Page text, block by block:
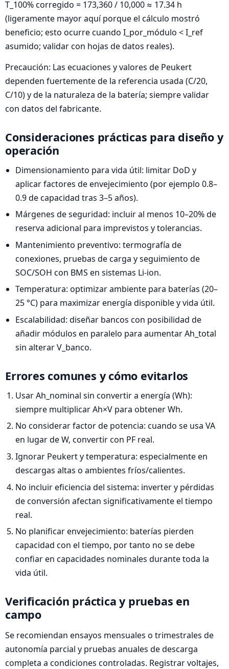
T_100% corregido = 173,360 / 10,000 ≈ 17.34 h
(ligeramente mayor aquí porque el cálculo mostró
beneficio; esto ocurre cuando I_por_módulo < I_ref
asumido; validar con hojas de datos reales).
Precaución: Las ecuaciones y valores de Peukert
dependen fuertemente de la referencia usada (C/20,
C/10) y de la naturaleza de la batería; siempre validar
con datos del fabricante.
Consideraciones prácticas para diseño y
operación
Dimensionamiento para vida útil: limitar DoD y
aplicar factores de envejecimiento (por ejemplo 0.8–
0.9 de capacidad tras 3–5 años).
Márgenes de seguridad: incluir al menos 10–20% de
reserva adicional para imprevistos y tolerancias.
Mantenimiento preventivo: termografía de
conexiones, pruebas de carga y seguimiento de
SOC/SOH con BMS en sistemas Li-ion.
Temperatura: optimizar ambiente para baterías (20–
25 °C) para maximizar energía disponible y vida útil.
Escalabilidad: diseñar bancos con posibilidad de
añadir módulos en paralelo para aumentar Ah_total
sin alterar V_banco.
Errores comunes y cómo evitarlos
Usar Ah_nominal sin convertir a energía (Wh):
siempre multiplicar Ah×V para obtener Wh.
No considerar factor de potencia: cuando se usa VA
en lugar de W, convertir con PF real.
Ignorar Peukert y temperatura: especialmente en
descargas altas o ambientes fríos/calientes.
No incluir eficiencia del sistema: inverter y pérdidas
de conversión afectan significativamente el tiempo
real.
No planificar envejecimiento: baterías pierden
capacidad con el tiempo, por tanto no se debe
confiar en capacidades nominales durante toda la
vida útil.
Verificación práctica y pruebas en
campo
Se recomiendan ensayos mensuales o trimestrales de
autonomía parcial y pruebas anuales de descarga
completa a condiciones controladas. Registrar voltajes,